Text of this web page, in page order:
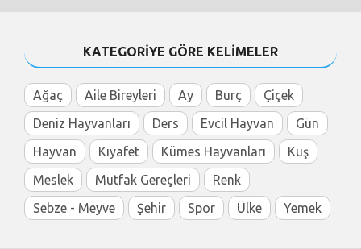
KATEGORİYE GÖRE KELİMELER
Ağaç Aile Bireyleri Ay Burç
Çiçek
Deniz Hayvanları
Ders Evcil Hayvan
Gün
Hayvan
Kıyafet Kümes Hayvanları
Kuş
Meslek
Mutfak Gereçleri
Renk
Sebze - Meyve
Şehir Spor Ülke Yemek